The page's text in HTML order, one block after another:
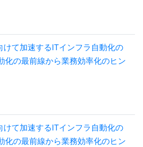
けて加速するITインフラ自動化の
化の最前線から業務効率化のヒン
けて加速するITインフラ自動化の
化の最前線から業務効率化のヒン